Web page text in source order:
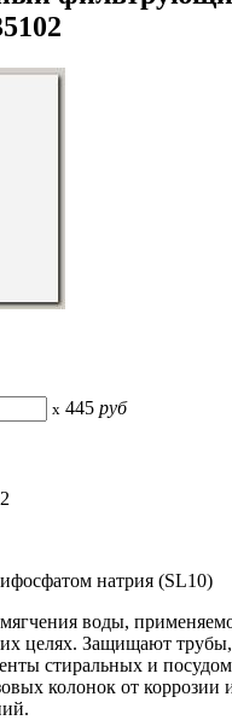
x 445 руб
натрия (SL10)
воды,
целях. Защищают трубы,
стиральных и
колонок от коррозии